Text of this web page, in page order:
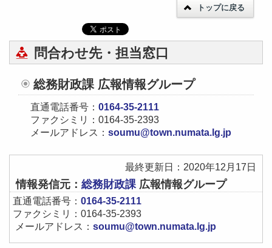
トップに戻る
問合わせ先・担当窓口
総務財政課 広報情報グループ
直通電話番号： 0164-35-2111
ファクシミリ：0164-35-2393
メールアドレス： soumu@town.numata.lg.jp
最終更新日：2020年12月17日
情報発信元： 総務財政課 広報情報グループ
直通電話番号： 0164-35-2111
ファクシミリ：0164-35-2393
メールアドレス： soumu@town.numata.lg.jp